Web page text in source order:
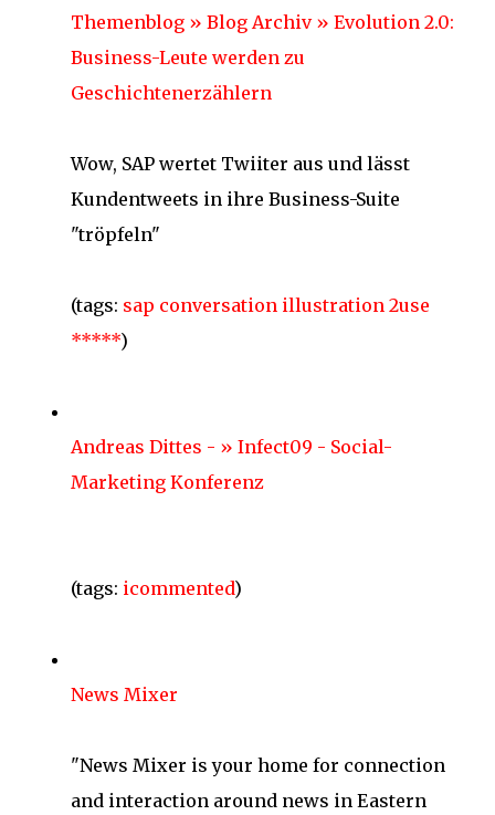
Themenblog » Blog Archiv » Evolution 2.0:
Business-Leute werden zu
Geschichtenerzählern
Wow, SAP wertet Twiiter aus und lässt
Kundentweets in ihre Business-Suite
"tröpfeln"
(tags: sap conversation illustration 2use
*****)
Andreas Dittes - » Infect09 - Social-
Marketing Konferenz
(tags: icommented)
News Mixer
"News Mixer is your home for connection
and interaction around news in Eastern